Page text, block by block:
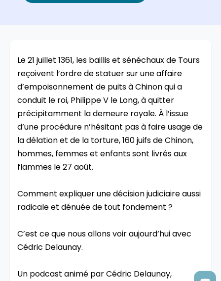
Le 21 juillet 1361, les baillis et sénéchaux de Tours
reçoivent l’ordre de statuer sur une affaire
d’empoisonnement de puits à Chinon qui a
conduit le roi, Philippe V le Long, à quitter
précipitamment la demeure royale. À l’issue
d’une procédure n’hésitant pas à faire usage de
la délation et de la torture, 160 juifs de Chinon,
hommes, femmes et enfants sont livrés aux
flammes le 27 août.
Comment expliquer une décision judiciaire aussi
radicale et dénuée de tout fondement ?
C’est ce que nous allons voir aujourd’hui avec
Cédric Delaunay.
Un podcast animé par Cédric Delaunay,